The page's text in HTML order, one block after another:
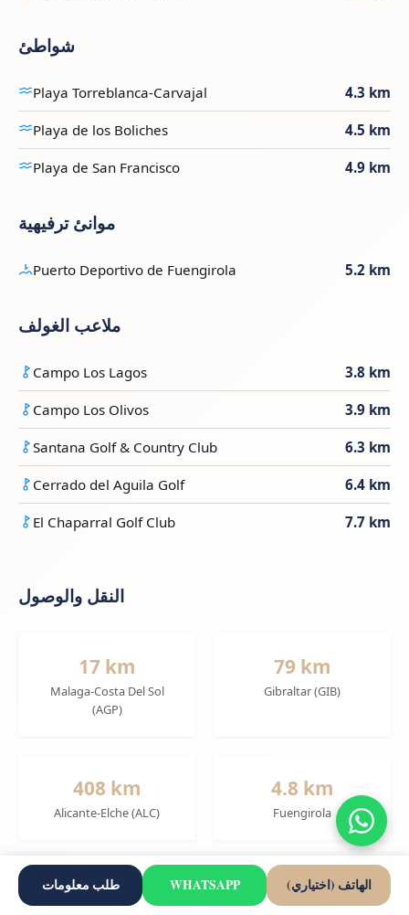
شواطئ
Playa Torreblanca-Carvajal 4.3 km
Playa de los Boliches 4.5 km
Playa de San Francisco 4.9 km
موانئ ترفيهية
Puerto Deportivo de Fuengirola 5.2 km
ملاعب الغولف
Campo Los Lagos 3.8 km
Campo Los Olivos 3.9 km
Santana Golf & Country Club 6.3 km
Cerrado del Aguila Golf 6.4 km
El Chaparral Golf Club 7.7 km
النقل والوصول
17 km
Malaga-Costa Del Sol
(AGP)
79 km
Gibraltar (GIB)
408 km
Alicante-Elche (ALC)
4.8 km
Fuengirola
4.9 km 7.1 km طلب معلومات WHATSAPP الهاتف (اختياري)